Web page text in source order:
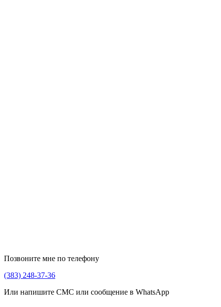
Позвоните мне по телефону
(383) 248-37-36
Или напишите СМС или сообщение в WhatsApp